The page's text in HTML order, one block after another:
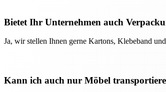
Bietet Ihr Unternehmen auch
Ja, wir stellen Ihnen gerne Kartons, Klebeband
Kann ich auch nur Möbel